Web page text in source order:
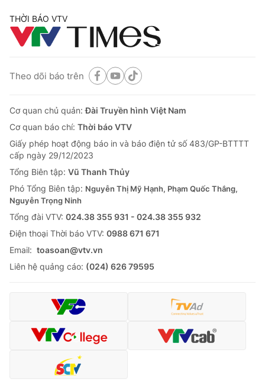
THỜI BÁO VTV
Theo dõi báo trên
Cơ quan chủ quản:Đài Truyền hình Việt Nam
Cơ quan báo chí: Thời báo VTV
Giấy phép hoạt động báo in và báo điện tử số 483/GP-BTTTT
cấp ngày 29/12/2023
Tổng Biên tập: Vũ Thanh Thủy
Phó Tổng Biên tập: Nguyễn Thị Mỹ Hạnh, Phạm Quốc Thắng,
Nguyễn Trọng Ninh
Tổng đài VTV: 024.38 355 931 - 024.38 355 932
Ðiện thoại Thời báo VTV: 0988 671 671
Email: toasoan@vtv.vn
Liên hệ quảng cáo: (024) 626 79595